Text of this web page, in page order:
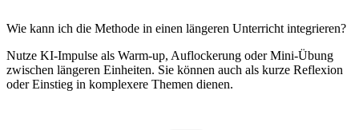
Wie kann ich die Methode in einen längeren Unterricht integrieren?
Nutze KI-Impulse als Warm-up, Auflockerung oder Mini-Übung
zwischen längeren Einheiten. Sie können auch als kurze Reflexion
oder Einstieg in komplexere Themen dienen.